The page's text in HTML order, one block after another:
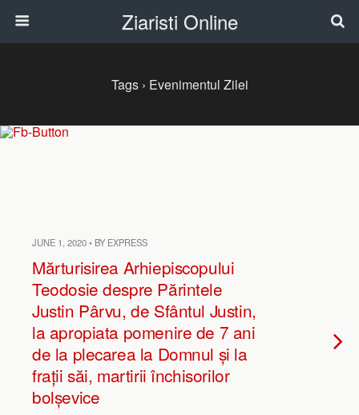
Ziaristi Online
Tags › Evenimentul Zilei
JUNE 1, 2020 • BY EXPRESS
Mărturisirea Arhiepiscopului
Teodosie despre Părintele
Justin Pârvu, de Sfântul Justin,
la apropiata pomenire de 7 ani
de la plecarea la Domnul și la
frații săi, martirii închisorilor
bolșevice